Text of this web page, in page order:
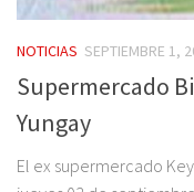
NOTICIAS SEPTIEMBRE 1,
Supermercado
Yungay
El ex supermercado